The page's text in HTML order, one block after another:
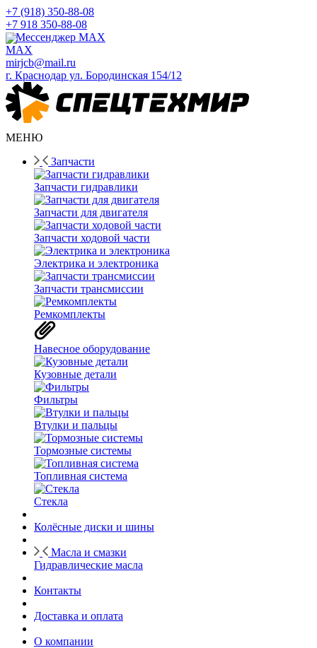
+7 (918) 350-88-08
+7 918 350-88-08
Мессенджер MAX
mirjcb@mail.ru
г. Краснодар ул. Бородинская 154/12
МЕНЮ
Запчасти
Запчасти гидравлики
Запчасти для двигателя
Запчасти ходовой части
Электрика и электроника
Запчасти трансмиссии
Ремкомплекты
Навесное оборудование
Кузовные детали
Фильтры
Втулки и пальцы
Тормозные системы
Топливная система
Стекла
Колёсные диски и шины
Масла и смазки
Гидравлические масла
Контакты
Доставка и оплата
О компании